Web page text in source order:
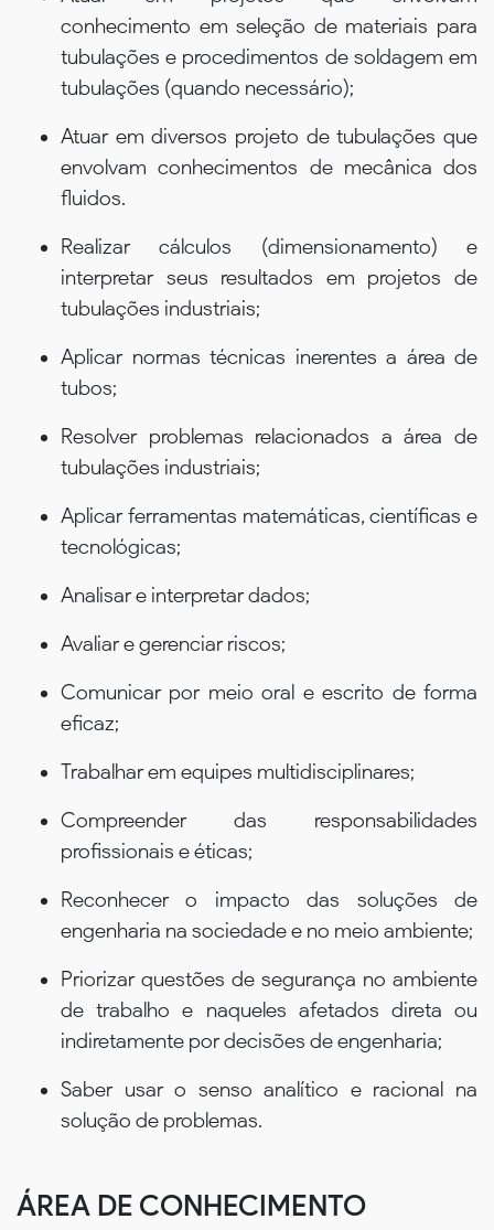
conhecimento em seleção de materiais para
tubulações e procedimentos de soldagem em
tubulações (quando necessário);
Atuar em diversos projeto de tubulações que
envolvam conhecimentos de mecânica dos
fluidos.
Realizar cálculos (dimensionamento) e
interpretar seus resultados em projetos de
tubulações industriais;
Aplicar normas técnicas inerentes a área de
tubos;
Resolver problemas relacionados a área de
tubulações industriais;
Aplicar ferramentas matemáticas, científicas e
tecnológicas;
Analisar e interpretar dados;
Avaliar e gerenciar riscos;
Comunicar por meio oral e escrito de forma
eficaz;
Trabalhar em equipes multidisciplinares;
Compreender das responsabilidades
profissionais e éticas;
Reconhecer o impacto das soluções de
engenharia na sociedade e no meio ambiente;
Priorizar questões de segurança no ambiente
de trabalho e naqueles afetados direta ou
indiretamente por decisões de engenharia;
Saber usar o senso analítico e racional na
solução de problemas.
ÁREA DE CONHECIMENTO